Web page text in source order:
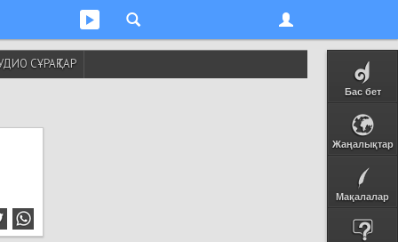
Бас бет
Жаңалықтар
Мақалалар
СҰРАҚТАР